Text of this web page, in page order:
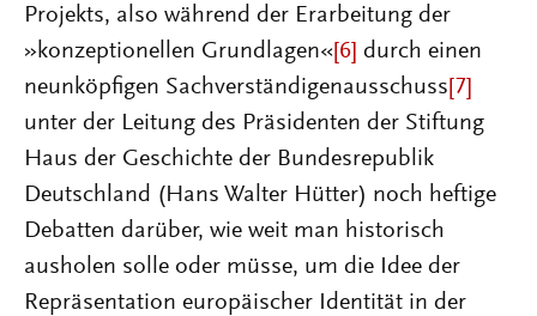
Projekts, also während der Erarbeitung der
»konzeptionellen Grundlagen« [6] durch einen
neunköpfigen Sachverständigenausschuss [7]
unter der Leitung des Präsidenten der Stiftung
Haus der Geschichte der Bundesrepublik
Deutschland (Hans Walter Hütter) noch heftige
Debatten darüber, wie weit man historisch
ausholen solle oder müsse, um die Idee der
Repräsentation europäischer Identität in der